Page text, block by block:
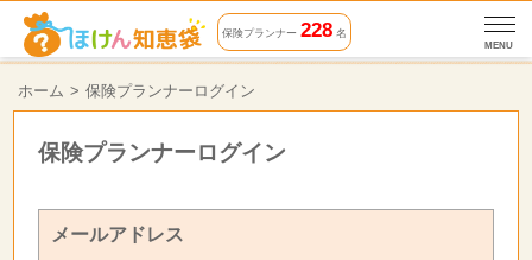
保険プランナー228 名
MENU
ホーム 保険プランナーログイン
保険プランナーログイン
メールアドレス